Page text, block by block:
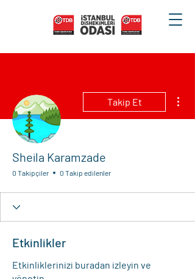
Takip Et
Sheila Karamzade
0 Takipçiler 0 Takip edilenler
Etkinlikler
Etkinliklerinizi buradan izleyin ve